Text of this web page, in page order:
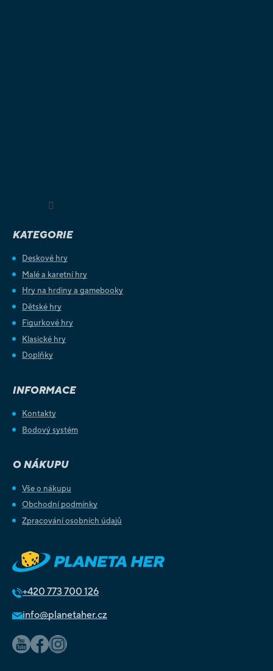
KATEGORIE
Deskové hry
Malé a karetní hry
Hry na hrdiny a gamebooky
Dětské hry
Figurkové hry
Klasické hry
Doplňky
INFORMACE
Kontakty
Bodový systém
O NÁKUPU
Vše o nákupu
Obchodní podmínky
Zpracování osobních údajů
+420 773 700 126
info@planetaher.cz